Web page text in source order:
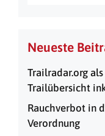
Neueste
Trailradar.org
Trailübersicht
Rauchverbot in
Verordnung